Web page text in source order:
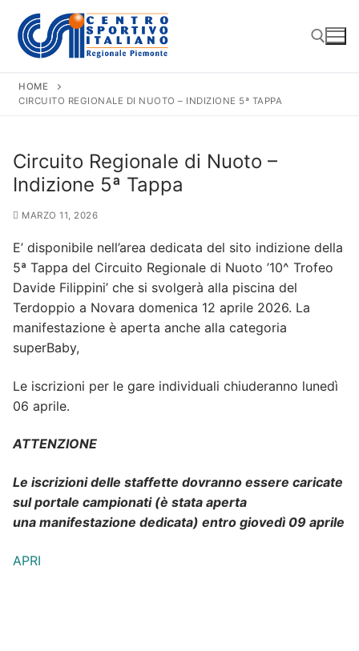
contenuto
Cerca:
HOME
CIRCUITO REGIONALE DI NUOTO – INDIZIONE 5ª TAPPA
Circuito Regionale di Nuoto –
Indizione 5ª Tappa
MARZO 11, 2026
E’ disponibile nell’area dedicata del sito indizione della
5ª Tappa del Circuito Regionale di Nuoto ’10^ Trofeo
Davide Filippini’ che si svolgerà alla piscina del
Terdoppio a Novara domenica 12 aprile 2026. La
manifestazione è aperta anche alla categoria
superBaby,
Le iscrizioni per le gare individuali chiuderanno lunedì
06 aprile.
ATTENZIONE
Le iscrizioni delle staffette dovranno essere caricate
sul portale campionati (è stata aperta
una manifestazione dedicata) entro giovedì 09 aprile
APRI